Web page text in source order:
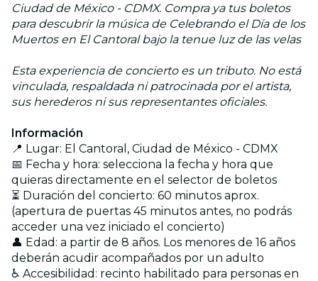
Ciudad de México - CDMX. Compra ya tus boletos
para descubrir la música de Celebrando el Día de los
Muertos en El Cantoral bajo la tenue luz de las velas
Esta experiencia de concierto es un tributo. No está
vinculada, respaldada ni patrocinada por el artista,
sus herederos ni sus representantes oficiales.
Información
📍 Lugar: El Cantoral, Ciudad de México - CDMX
📅 Fecha y hora: selecciona la fecha y hora que
quieras directamente en el selector de boletos
⏳ Duración del concierto: 60 minutos aprox.
(apertura de puertas 45 minutos antes, no podrás
acceder una vez iniciado el concierto)
👤 Edad: a partir de 8 años. Los menores de 16 años
deberán acudir acompañados por un adulto
♿ Accesibilidad: recinto habilitado para personas en